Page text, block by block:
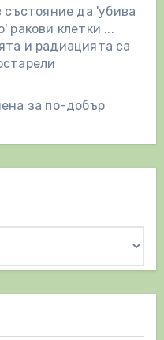
състояние да 'убива
ракови клетки ...
и радиацията са
за по-добър